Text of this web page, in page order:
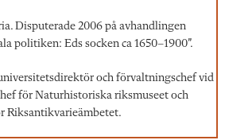
Disputerade 2006 på avhandlingen
politiken: Eds socken ca 1650–1900”.
och förvaltningschef vid
för Naturhistoriska riksmuseet och
Riksantikvarieämbetet.